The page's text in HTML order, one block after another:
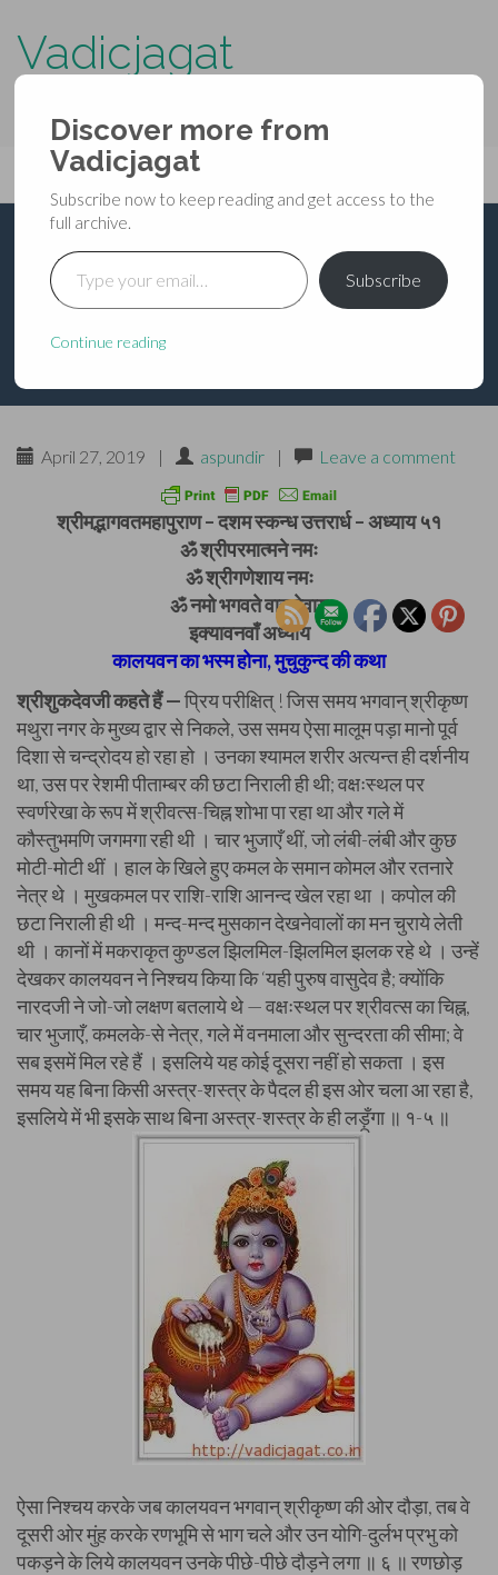
Vadicjagat
Primary
Menu
content
Vadicjagat
श्रीमद्भागवतमहापुराण – दशम
स्कन्ध उत्तरार्ध – अध्याय ५१
April 27, 2019 | aspundir | Leave a comment
श्रीमद्भागवतमहापुराण – दशम स्कन्ध उत्तरार्ध – अध्याय ५१
ॐ श्रीपरमात्मने नमः
ॐ श्रीगणेशाय नमः
ॐ नमो भगवते वासुदेवाय
इक्यावनवाँ अध्याय
कालयवन का भस्म होना, मुचुकुन्द की कथा
श्रीशुकदेवजी कहते हैं —प्रिय परीक्षित् ! जिस समय भगवान् श्रीकृष्ण
मथुरा नगर के मुख्य द्वार से निकले, उस समय ऐसा मालूम पड़ा मानो पूर्व
दिशा से चन्द्रोदय हो रहा हो । उनका श्यामल शरीर अत्यन्त ही दर्शनीय
था, उस पर रेशमी पीताम्बर की छटा निराली ही थी; वक्षःस्थल पर
स्वर्णरेखा के रूप में श्रीवत्स-चिह्न शोभा पा रहा था और गले में
कौस्तुभमणि जगमगा रही थी । चार भुजाएँ थीं, जो लंबी-लंबी और कुछ
मोटी-मोटी थीं । हाल के खिले हुए कमल के समान कोमल और रतनारे
नेत्र थे । मुखकमल पर राशि-राशि आनन्द खेल रहा था । कपोल की
छटा निराली ही थी । मन्द-मन्द मुसकान देखनेवालों का मन चुराये लेती
थी । कानों में मकराकृत कुण्डल झिलमिल-झिलमिल झलक रहे थे । उन्हें
देखकर कालयवन ने निश्चय किया कि ‘यही पुरुष वासुदेव है; क्योंकि
नारदजी ने जो-जो लक्षण बतलाये थे — वक्षःस्थल पर श्रीवत्स का चिह्न,
चार भुजाएँ, कमलके-से नेत्र, गले में वनमाला और सुन्दरता की सीमा; वे
सब इसमें मिल रहे हैं । इसलिये यह कोई दूसरा नहीं हो सकता । इस
समय यह बिना किसी अस्त्र-शस्त्र के पैदल ही इस ओर चला आ रहा है,
इसलिये में भी इसके साथ बिना अस्त्र-शस्त्र के ही लड़ूँगा ॥ १-५ ॥
ऐसा निश्चय करके जब कालयवन भगवान् श्रीकृष्ण की ओर दौड़ा, तब वे
दूसरी ओर मुंह करके रणभूमि से भाग चले और उन योगि-दुर्लभ प्रभु को
पकड़ने के लिये कालयवन उनके पीछे-पीछे दौड़ने लगा ॥ ६ ॥ रणछोड़
Discover more from
Vadicjagat
Subscribe now to keep reading and get access to the
full archive.
Type your email…
Subscribe
Continue reading